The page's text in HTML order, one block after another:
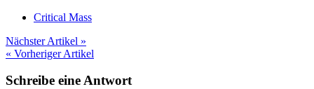
Critical Mass
Nächster Artikel »
« Vorheriger Artikel
Schreibe eine Antwort